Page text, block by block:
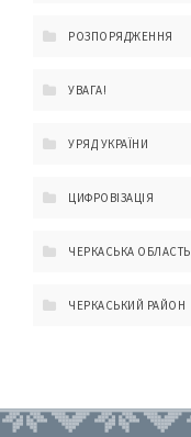
РОЗПОРЯДЖЕННЯ
УВАГА!
УРЯД УКРАЇНИ
ЦИФРОВІЗАЦІЯ
ЧЕРКАСЬКА ОБЛАСТЬ
ЧЕРКАСЬКИЙ РАЙОН